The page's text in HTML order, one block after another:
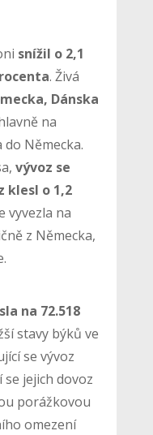
snížil o 2,1
. Živá
Dánska
na
Německa.
vývoz se
klesl o 1,2
vyvezla na
z Německa,
na 72.518
stavy býků ve
se vývoz
se jejich dovoz
porážkovou
omezení